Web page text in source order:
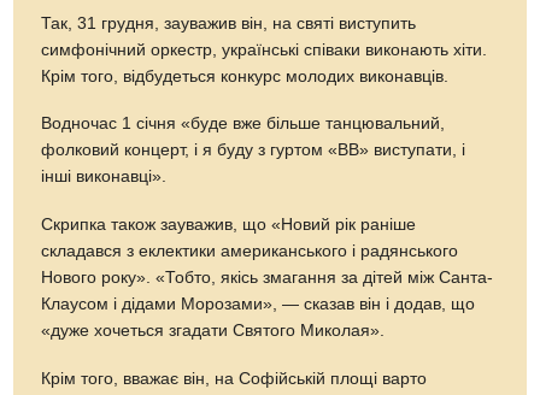
Так, 31 грудня, зауважив він, на святі виступить
симфонічний оркестр, українські співаки виконають хіти.
Крім того, відбудеться конкурс молодих виконавців.
Водночас 1 січня «буде вже більше танцювальний,
фолковий концерт, і я буду з гуртом «ВВ» виступати, і
інші виконавці».
Скрипка також зауважив, що «Новий рік раніше
складався з еклектики американського і радянського
Нового року». «Тобто, якісь змагання за дітей між Санта-
Клаусом і дідами Морозами», — сказав він і додав, що
«дуже хочеться згадати Святого Миколая».
Крім того, вважає він, на Софійській площі варто